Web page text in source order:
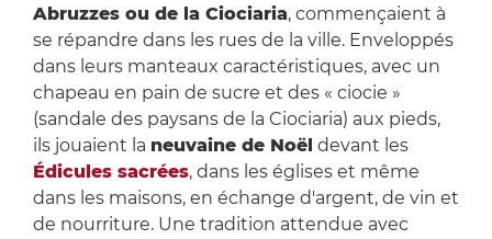
Abruzzes ou de la Ciociaria, commençaient à
se répandre dans les rues de la ville. Enveloppés
dans leurs manteaux caractéristiques, avec un
chapeau en pain de sucre et des « ciocie »
(sandale des paysans de la Ciociaria) aux pieds,
ils jouaient la neuvaine de Noël devant les
Édicules sacrées, dans les églises et même
dans les maisons, en échange d'argent, de vin et
de nourriture. Une tradition attendue avec